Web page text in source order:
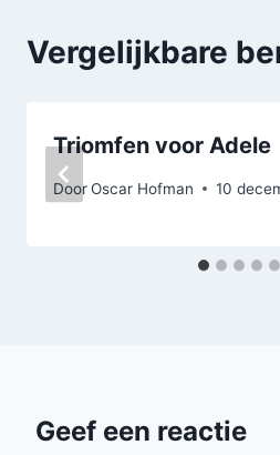
Vergelijkbare
Triomfen voor Adele
DoorOscar Hofman 10
Geef een reactie